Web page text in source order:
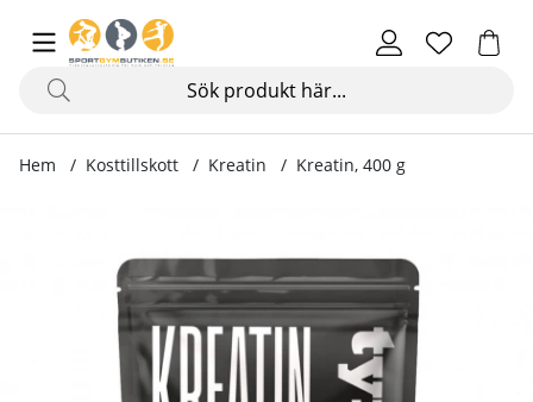
Hem Kosttillskott Kreatin Kreatin, 400 g